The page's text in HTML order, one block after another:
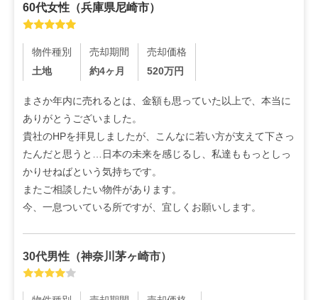
60代女性 （兵庫県尼崎市）
物件種別
土地
売却期間
約4ヶ月
売却価格
520万円
まさか年内に売れるとは、金額も思っていた以上で、本当に
ありがとうございました。
貴社のHPを拝見しましたが、こんなに若い方が支えて下さっ
たんだと思うと…日本の未来を感じるし、私達ももっとしっ
かりせねばという気持ちです。
またご相談したい物件があります。
今、一息ついている所ですが、宜しくお願いします。
30代男性 （神奈川茅ヶ崎市）